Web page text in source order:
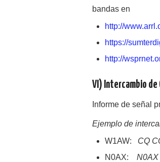
bandas en
http://
https://
http://
VI) Intercambio de
Informe de señal
Ejemplo de
W1AW: CQ
N0AX: N0AX